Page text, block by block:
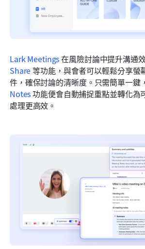
Lark Meetings 在風險討論中提升溝通
Share 等功能，與會者可以輕鬆分享螢
件，確保討論的清晰度。只需簡單一鍵，
Notes 功能便會自動捕捉重點並轉化為
處理更高效。